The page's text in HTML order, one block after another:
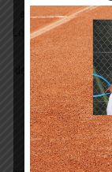
en la pista de tenis
Los tableros de
inalterable
descolorarse ni
legible en
Los modelos
Cliptec doble
instalar en